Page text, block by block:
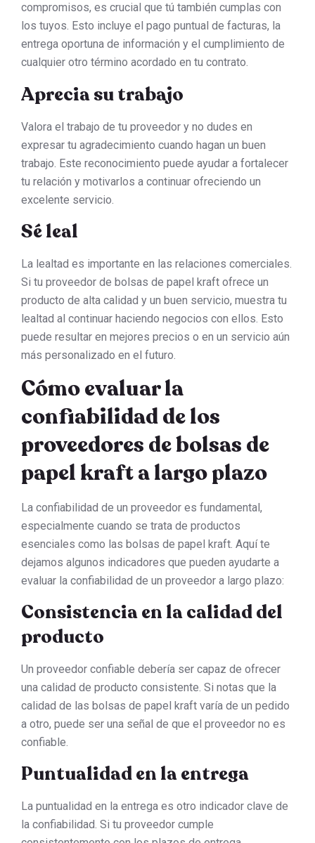
compromisos, es crucial que tú también cumplas con
los tuyos. Esto incluye el pago puntual de facturas, la
entrega oportuna de información y el cumplimiento de
cualquier otro término acordado en tu contrato.
Aprecia su trabajo
Valora el trabajo de tu proveedor y no dudes en
expresar tu agradecimiento cuando hagan un buen
trabajo. Este reconocimiento puede ayudar a fortalecer
tu relación y motivarlos a continuar ofreciendo un
excelente servicio.
Sé leal
La lealtad es importante en las relaciones comerciales.
Si tu proveedor de bolsas de papel kraft ofrece un
producto de alta calidad y un buen servicio, muestra tu
lealtad al continuar haciendo negocios con ellos. Esto
puede resultar en mejores precios o en un servicio aún
más personalizado en el futuro.
Cómo evaluar la
confiabilidad de los
proveedores de bolsas de
papel kraft a largo plazo
La confiabilidad de un proveedor es fundamental,
especialmente cuando se trata de productos
esenciales como las bolsas de papel kraft. Aquí te
dejamos algunos indicadores que pueden ayudarte a
evaluar la confiabilidad de un proveedor a largo plazo:
Consistencia en la calidad del
producto
Un proveedor confiable debería ser capaz de ofrecer
una calidad de producto consistente. Si notas que la
calidad de las bolsas de papel kraft varía de un pedido
a otro, puede ser una señal de que el proveedor no es
confiable.
Puntualidad en la entrega
La puntualidad en la entrega es otro indicador clave de
la confiabilidad. Si tu proveedor cumple